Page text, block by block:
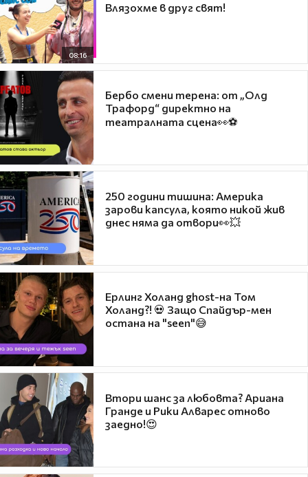
08:16
Влязохме в друг свят!
Бербо смени терена: от „Олд
Трафорд“ директно на
театралната сцена👀⚽
250 години тишина: Америка
зарови капсула, която никой жив
днес няма да отвори👀💥
Ерлинг Холанд ghost-на Том
Холанд?! 💀 Защо Спайдър-мен
остана на "seen"😅
Втори шанс за любовта? Ариана
Гранде и Рики Алварес отново
заедно!😍